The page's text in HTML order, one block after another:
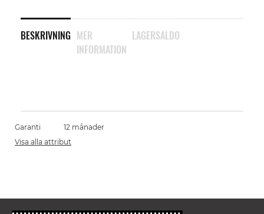
BESKRIVNING MER
INFORMATION
LAGERSALDO
Garanti
12 månader
Visa alla attribut